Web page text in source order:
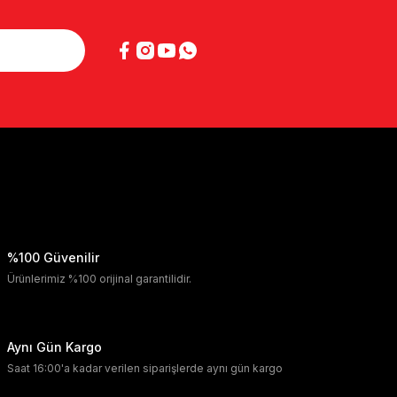
%100 Güvenilir
Ürünlerimiz %100 orijinal garantilidir.
Aynı Gün Kargo
Saat 16:00'a kadar verilen siparişlerde aynı gün kargo